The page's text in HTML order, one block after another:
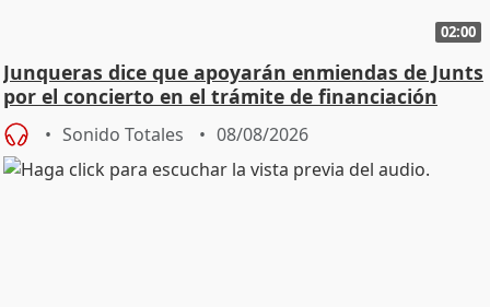
02:00
Junqueras dice que apoyarán enmiendas de Junts
por el concierto en el trámite de financiación
Sonido Totales 08/08/2026